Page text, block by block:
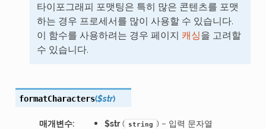
타이포그래피 포맷팅은 특히 많은 콘텐츠를 포맷
하는 경우 프로세서를 많이 사용할 수 있습니다.
이 함수를 사용하려는 경우 페이지 캐싱을 고려할
수 있습니다.
formatCharacters($str)
매개변수: $str( string ) – 입력 문자열